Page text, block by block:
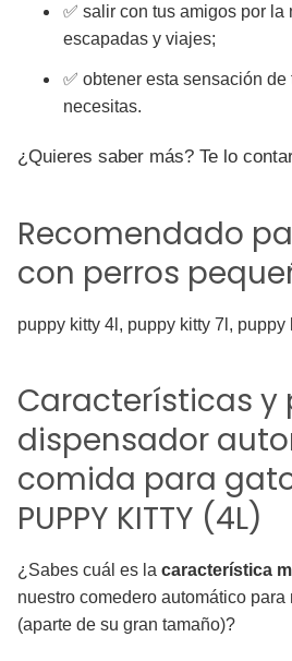
✅ salir con tus amigos por la
escapadas y viajes;
✅ obtener esta sensación
necesitas.
¿Quieres saber más? Te lo
Recomendado
con perros
puppy kitty 4l, puppy kitty 7l, puppy
Características y
dispensador
comida para
PUPPY KITTY (4L)
¿Sabes cuál es la característica
nuestro comedero automático
(aparte de su gran tamaño)?